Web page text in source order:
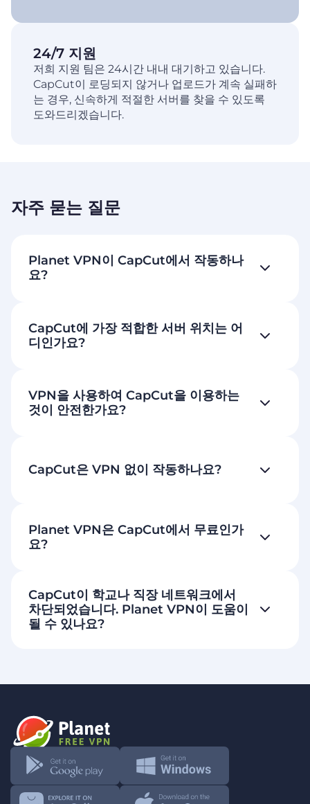
24/7 지원
저희 지원 팀은 24시간 내내 대기하고 있습니다.
CapCut이 로딩되지 않거나 업로드가 계속 실패하
는 경우, 신속하게 적절한 서버를 찾을 수 있도록
도와드리겠습니다.
자주 묻는 질문
Planet VPN이 CapCut에서 작동하나
요?
CapCut에 가장 적합한 서버 위치는 어
디인가요?
VPN을 사용하여 CapCut을 이용하는
것이 안전한가요?
CapCut은 VPN 없이 작동하나요?
Planet VPN은 CapCut에서 무료인가
요?
CapCut이 학교나 직장 네트워크에서
차단되었습니다. Planet VPN이 도움이
될 수 있나요?